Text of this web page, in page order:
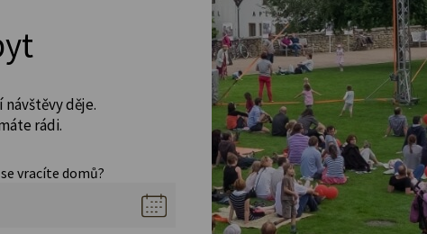
návštěvy děje.
rádi.
vracíte domů?